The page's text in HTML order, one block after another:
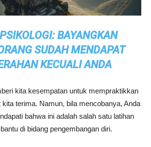
BAYANGKAN
SUDAH MENDAPAT
KECUALI ANDA
kita kesempatan untuk mempraktikkan
terima. Namun, bila mencobanya, Anda
bahwa ini adalah salah satu latihan
di bidang pengembangan diri.